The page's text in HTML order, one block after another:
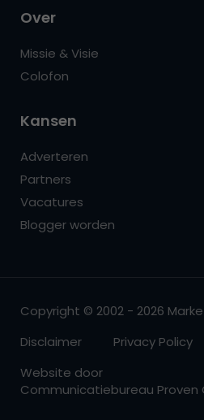
Over
Missie & Visie
Colofon
Kansen
Adverteren
Partners
Vacatures
Blogger worden
Copyright © 2002 - 2026
Disclaimer
Privacy Policy
Website door
Communicatiebureau Proven